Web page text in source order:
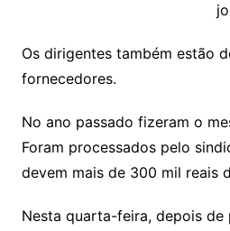
Os dirigentes também estão
fornecedores.
No ano passado fizeram o
Foram processados pelo
devem mais de 300 mil reais
Nesta quarta-feira, depois